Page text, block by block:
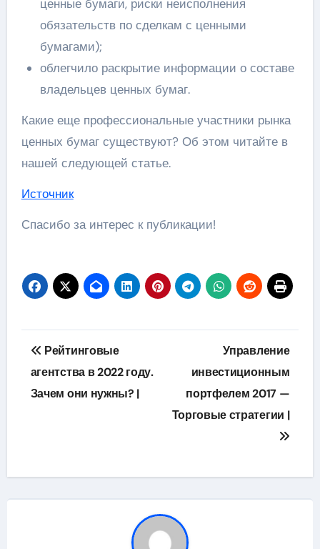
ценные бумаги, риски неисполнения
обязательств по сделкам с ценными
бумагами);
облегчило раскрытие информации о составе
владельцев ценных бумаг.
Какие еще профессиональные участники рынка
ценных бумаг существуют? Об этом читайте в
нашей следующей статье.
Источник
Спасибо за интерес к публикации!
Навигация
по
записям
Рейтинговые
агентства в 2022 году.
Зачем они нужны? |
Управление
инвестиционным
портфелем 2017 —
Торговые стратегии |